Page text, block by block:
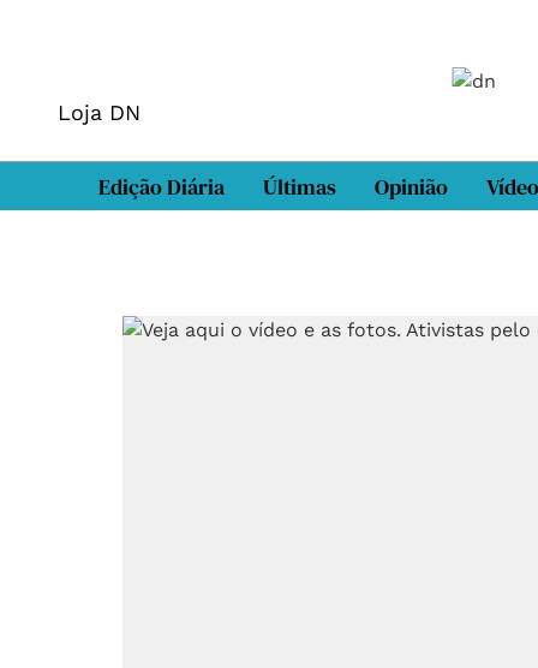
Loja DN
Edição Diária Últimas Opinião